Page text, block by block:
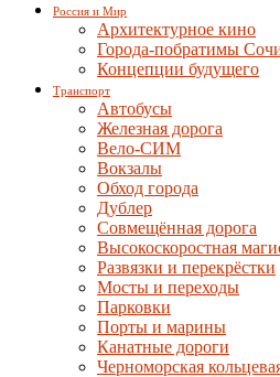
Россия и Мир
Архитектурное кино
Города-побратимы
Концепции будущего
Транспорт
Автобусы
Железная дорога
Вело-СИМ
Вокзалы
Обход города
Дублер
Совмещённая дорога
Высокоскоростная
Развязки и перекрёстки
Мосты и переходы
Парковки
Порты и марины
Канатные дороги
Черноморская